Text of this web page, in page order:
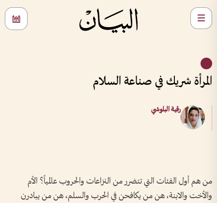
المرأة شريك في صناعة السلام
رقية البلوشي
من هم أول الفئات التي تتضرر من النزاعات والحروب عالمياً؟ الأم
والأخت والابنة، هن من يكافحن في الحرب والسلم، هن من يبادرن